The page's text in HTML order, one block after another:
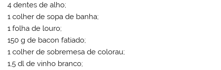
4 dentes de alho;
1 colher de sopa de banha;
1 folha de louro;
150 g de bacon fatiado;
1 colher de sobremesa de colorau;
1,5 dl de vinho branco;